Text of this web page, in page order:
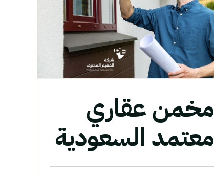
مخمن عقاري
معتمد السعودية